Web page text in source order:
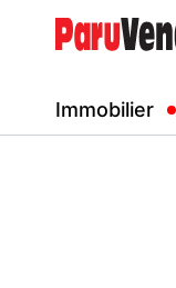
Immobilier